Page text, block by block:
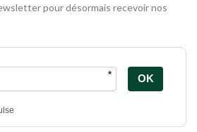
pour désormais recevoir nos
* OK